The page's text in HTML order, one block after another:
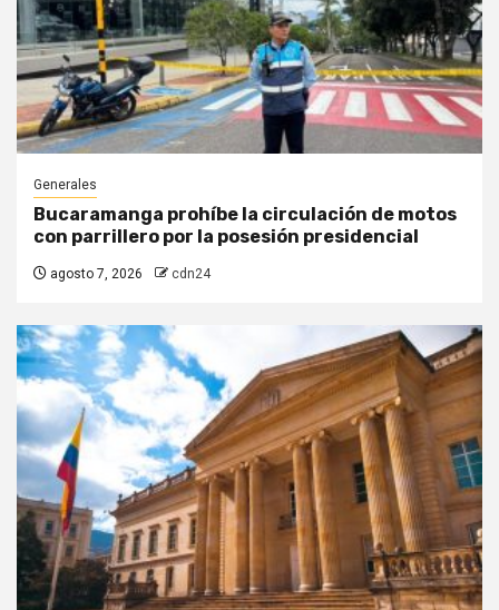
Generales
Bucaramanga prohíbe la circulación de motos
con parrillero por la posesión presidencial
agosto 7, 2026 cdn24